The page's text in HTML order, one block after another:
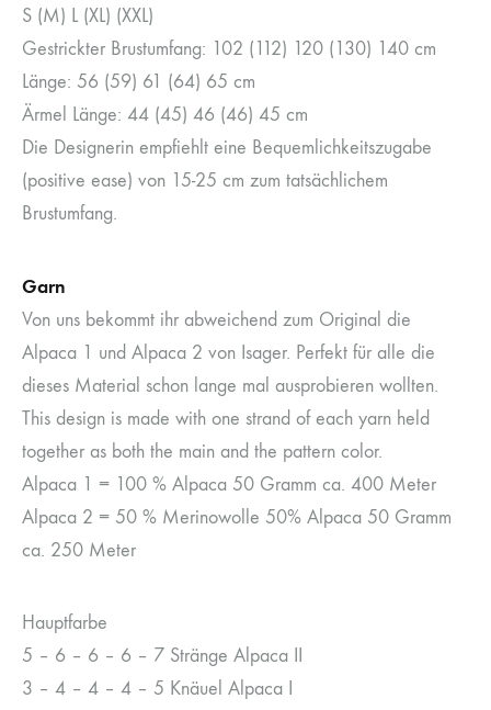
S (M) L (XL) (XXL)
Gestrickter Brustumfang: 102 (112) 120 (130) 140 cm
Länge: 56 (59) 61 (64) 65 cm
Ärmel Länge: 44 (45) 46 (46) 45 cm
Die Designerin empfiehlt eine Bequemlichkeitszugabe
(positive ease) von 15-25 cm zum tatsächlichem
Brustumfang.
Garn
Von uns bekommt ihr abweichend zum Original die
Alpaca 1 und Alpaca 2 von Isager. Perfekt für alle die
dieses Material schon lange mal ausprobieren wollten.
This design is made with one strand of each yarn held
together as both the main and the pattern color.
Alpaca 1 = 100 % Alpaca 50 Gramm ca. 400 Meter
Alpaca 2 = 50 % Merinowolle 50% Alpaca 50 Gramm
ca. 250 Meter
Hauptfarbe
5 – 6 – 6 – 6 – 7 Stränge Alpaca II
3 – 4 – 4 – 4 – 5 Knäuel Alpaca I